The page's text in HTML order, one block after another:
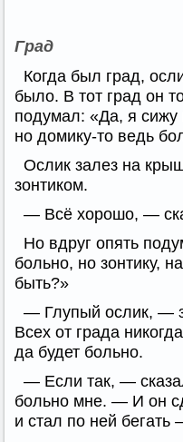
Град
Когда был град,
было. В тот град он
подумал: «Да, я
но домику-то ведь
Ослик залез на
зонтиком.
— Всё хорошо, —
Но вдруг опять
больно, но зонтику,
быть?»
— Глупый ослик, —
Всех от града
да будет больно.
— Если так, —
больно мне. — И он
и стал по ней